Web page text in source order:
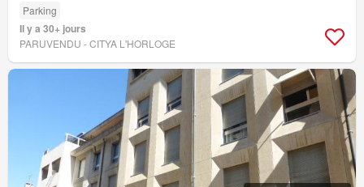
Parking
Il y a 30+ jours
PARUVENDU - CITYA L'HORLOGE